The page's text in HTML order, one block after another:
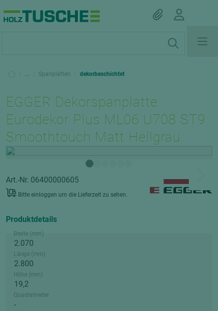
... Spanplatten dekorbeschichtet
EGGER Dekorspanplatte
Eurodekor Plus ML06 U708 ST9
Smoothtouch Matt Hellgrau
Art.-Nr. 06400000605
Bitte einloggen um die Lieferzeit zu sehen.
Produktdetails
Breite (mm)
Länge (mm)
Höhe (mm)
Quadratmeter